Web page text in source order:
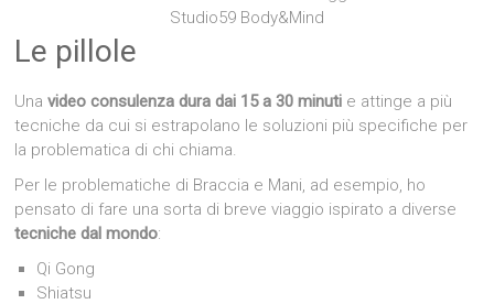
Studio59 Body&Mind
Le pillole
Unavideo consulenza dura dai 15 a 30 minuti e attinge a più
tecniche da cui si estrapolano le soluzioni più specifiche per
la problematica di chi chiama.
Per le problematiche di Braccia e Mani, ad esempio, ho
pensato di fare una sorta di breve viaggio ispirato a diverse
tecniche dal mondo:
Qi Gong
Shiatsu